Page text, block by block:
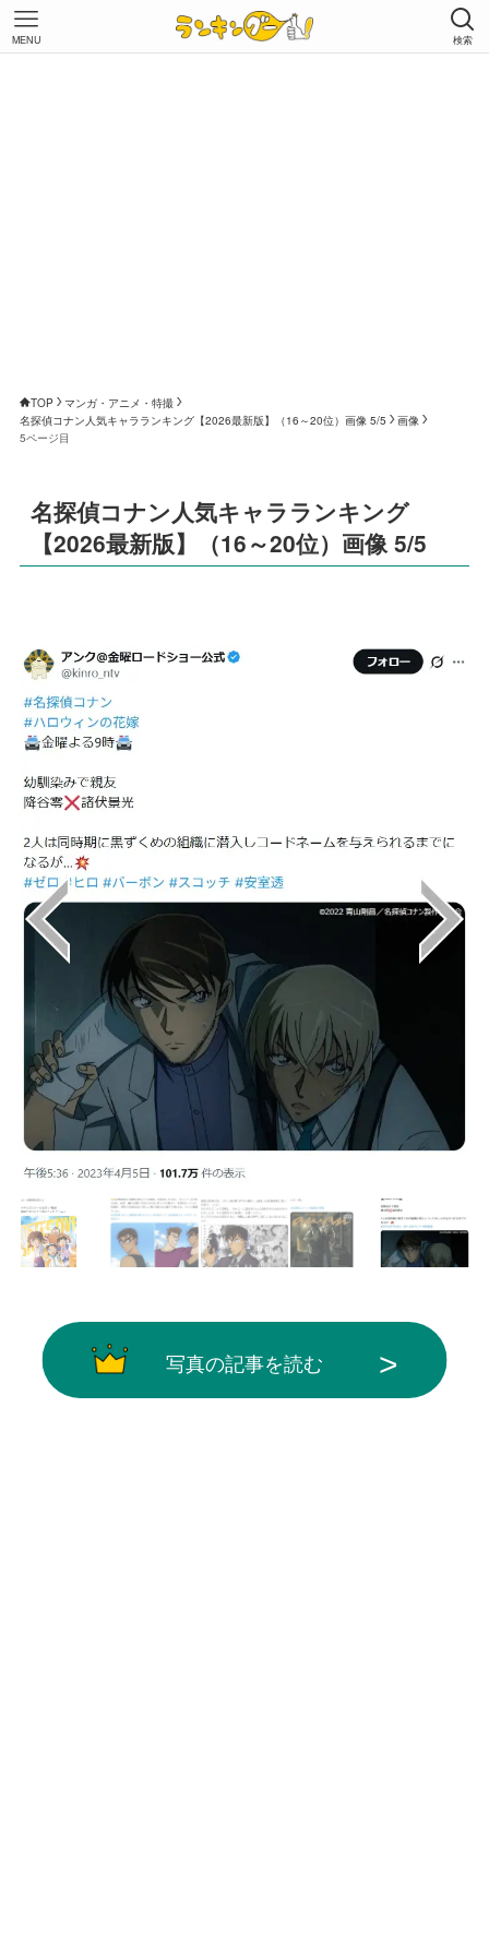
検索
MENU
TOP
マンガ・アニメ・特撮
名探偵コナン人気キャラランキング【2026最新版】（16～20位）画像 5/5
画像
5ページ目
名探偵コナン人気キャラランキング
【2026最新版】（16～20位）画像 5/5
写真の記事を読む